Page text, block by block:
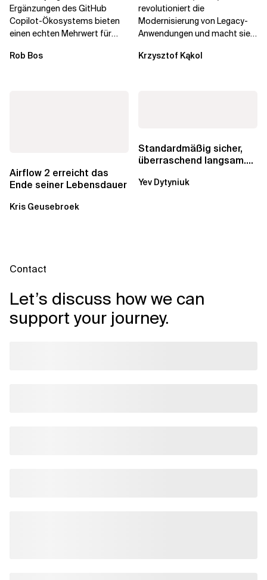
Ergänzungen des GitHub
Copilot-Ökosystems bieten
einen echten Mehrwert für
aber auch die...
Rob Bos
revolutioniert die
Modernisierung von Legacy-
Anwendungen und macht sie
Durch die Automatisierung...
Krzysztof Kąkol
Airflow 2 erreicht das
Ende seiner Lebensdauer
Kris Geusebroek
Standardmäßig sicher,
überraschend langsam.
über die RDS...
Yev Dytyniuk
Contact
Let’s discuss how we can
support your journey.